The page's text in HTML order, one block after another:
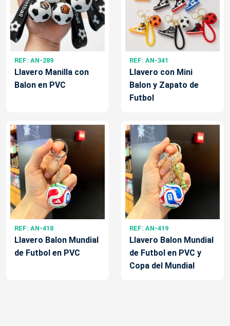
REF: AN-289
Llavero Manilla con
Balon en PVC
REF: AN-341
Llavero con Mini
Balon y Zapato de
Futbol
REF: AN-418
Llavero Balon Mundial
de Futbol en PVC
REF: AN-419
Llavero Balon Mundial
de Futbol en PVC y
Copa del Mundial